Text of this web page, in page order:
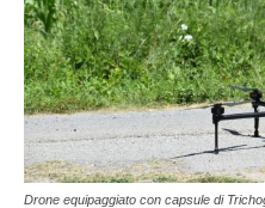
Drone equipaggiato con capsule di